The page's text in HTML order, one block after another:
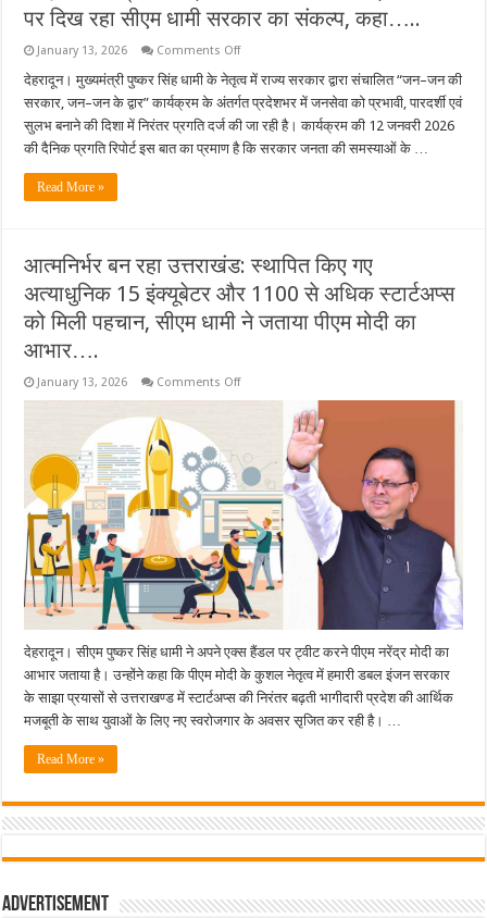
पर दिख रहा सीएम धामी सरकार का संकल्प, कहा…..
January 13, 2026 Comments Offon
News:
“जन–
जन
की
सरकार,
जन–
की
पारदर्शिता,
धरातल
पर
दिख
रहा
सरकार
संकल्प,
देहरादून। मुख्यमंत्री पुष्कर सिंह धामी के नेतृत्व में राज्य सरकार द्वारा संचालित “जन–जन की
सरकार, जन–जन के द्वार” कार्यक्रम के अंतर्गत प्रदेशभर में जनसेवा को प्रभावी, पारदर्शी एवं
सुलभ बनाने की दिशा में निरंतर प्रगति दर्ज की जा रही है। कार्यक्रम की 12 जनवरी 2026
की दैनिक प्रगति रिपोर्ट इस बात का प्रमाण है कि सरकार जनता की समस्याओं के …
Read More »
आत्मनिर्भर बन रहा उत्तराखंड: स्थापित किए गए
अत्याधुनिक 15 इंक्यूबेटर और 1100 से अधिक स्टार्टअप्स
को मिली पहचान, सीएम धामी ने जताया पीएम मोदी का
आभार….
January 13, 2026 Comments Offon
किए
गए
अत्याधुनिक
15
इंक्यूबेटर
और
1100
से
अधिक
स्टार्टअप्स
को
मिली
सीएम
धामी
ने
जताया
पीएम
मोदी
देहरादून। सीएम पुष्कर सिंह धामी ने अपने एक्स हैंडल पर ट्वीट करने पीएम नरेंद्र मोदी का
आभार जताया है। उन्होंने कहा कि पीएम मोदी के कुशल नेतृत्व में हमारी डबल इंजन सरकार
के साझा प्रयासों से उत्तराखण्ड में स्टार्टअप्स की निरंतर बढ़ती भागीदारी प्रदेश की आर्थिक
मजबूती के साथ युवाओं के लिए नए स्वरोजगार के अवसर सृजित कर रही है। …
Read More »
Advertisement